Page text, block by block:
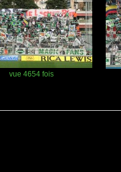
vue 4654 fois